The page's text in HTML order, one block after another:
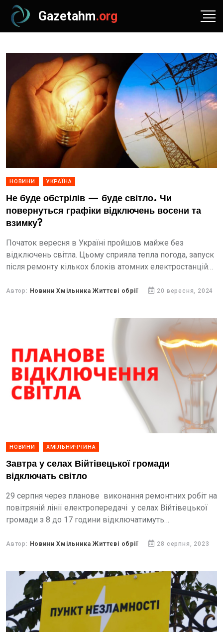
Gazetahm.org
НОВИНИ УКРАЇНА
Не буде обстрілів — буде світло. Чи
повернуться графіки відключень восени та
взимку?
Початок вересня в Україні пройшов майже без
відключень світла. Цьому сприяла тепла погода, запуск
після ремонту кількох блоків атомних електростанцій
медіа періодично з’являються...
Автор: Новини Хмільника Життєві обрії 20 вересня, 2024
НОВИНИ ХМІЛЬНИЧЧИНА
Завтра у селах Війтівецької громади
відключать світло
29 серпня через планове виконання ремонтних робіт на
повітряній лінії електропередачі у селах Війтівецької
громади з 8 до 17 години відключатимуть
рада.
Автор: Новини Хмільника Життєві обрії 28 серпня, 2023